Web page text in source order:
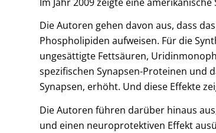
Die Autoren gehen davon aus, dass
Phospholipiden aufweisen. Für die
ungesättigte Fettsäuren,
spezifischen Synapsen-Proteinen und
Synapsen, erhöht. Und diese Effekte
Die Autoren führen darüber hinaus
und einen neuroprotektiven Effekt